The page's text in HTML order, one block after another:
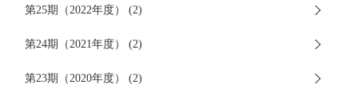
第25期（2022年度） (2)
第24期（2021年度） (2)
第23期（2020年度） (2)